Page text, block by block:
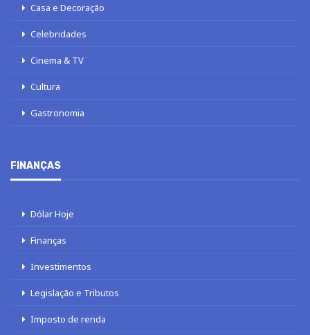
Casa e Decoração
Celebridades
Cinema & TV
Cultura
Gastronomia
FINANÇAS
Dólar Hoje
Finanças
Investimentos
Legislação e Tributos
Imposto de renda